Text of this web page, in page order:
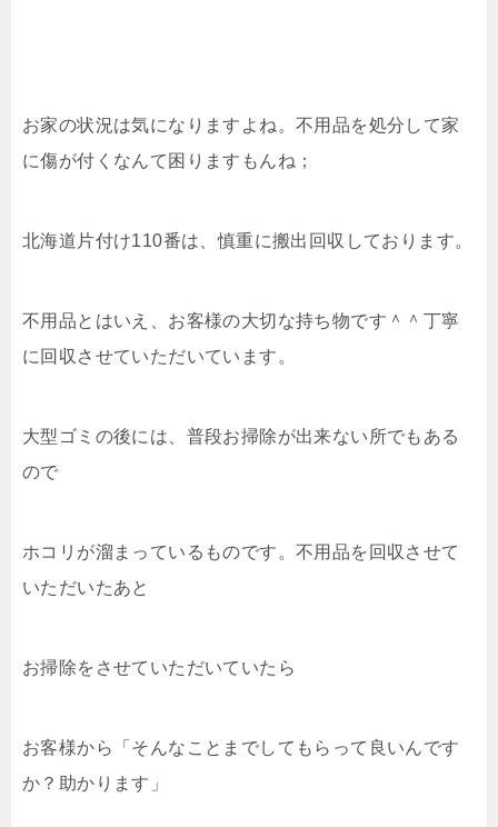
お家の状況は気になりますよね。不用品を処分して家
に傷が付くなんて困りますもんね；
北海道片付け110番は、慎重に搬出回収しております。
不用品とはいえ、お客様の大切な持ち物です＾＾丁寧
に回収させていただいています。
大型ゴミの後には、普段お掃除が出来ない所でもある
ので
ホコリが溜まっているものです。不用品を回収させて
いただいたあと
お掃除をさせていただいていたら
お客様から「そんなことまでしてもらって良いんです
か？助かります」